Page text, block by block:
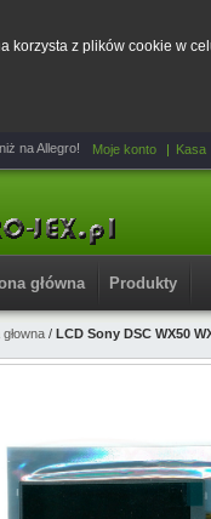
korzysta z plików cookie w
na Allegro! Moje konto Kasa
główna Produkty
/ LCD Sony DSC WX50